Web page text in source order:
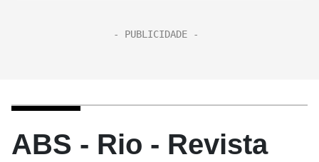
ABS - Rio - Revista